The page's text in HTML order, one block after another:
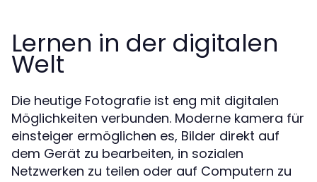
Lernen in der digitalen
Welt
Die heutige Fotografie ist eng mit digitalen
Möglichkeiten verbunden. Moderne kamera für
einsteiger ermöglichen es, Bilder direkt auf
dem Gerät zu bearbeiten, in sozialen
Netzwerken zu teilen oder auf Computern zu